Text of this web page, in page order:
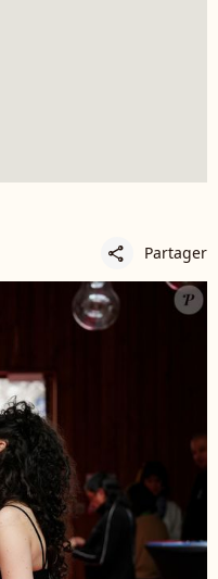
share Partager